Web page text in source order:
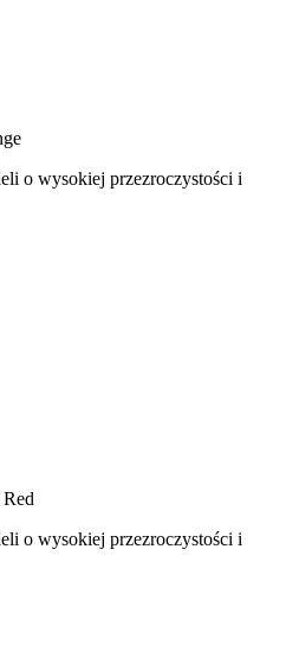
o wysokiej przezroczystości i
o wysokiej przezroczystości i